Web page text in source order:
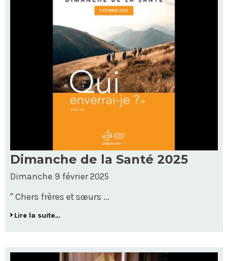
Dimanche de la Santé 2025
Dimanche 9 février 2025
" Chers frères et sœurs ...
Lire la suite…